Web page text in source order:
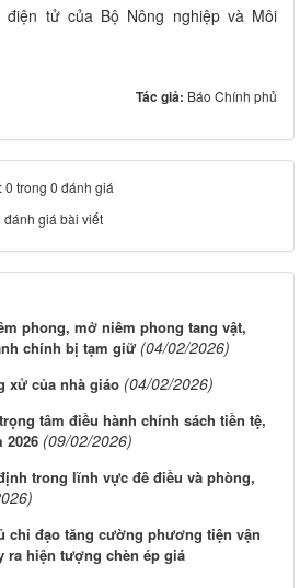
tử của Bộ Nông nghiệp và Môi
Tác giả: Báo Chính phủ
0 trong 0 đánh giá
đánh giá bài viết
phong, mở niêm phong tang vật,
chính bị tạm giữ (04/02/2026)
xử của nhà giáo (04/02/2026)
tâm điều hành chính sách tiền tệ,
2026 (09/02/2026)
trong lĩnh vực đê điều và phòng,
chỉ đạo tăng cường phương tiện vận
ra hiện tượng chèn ép giá